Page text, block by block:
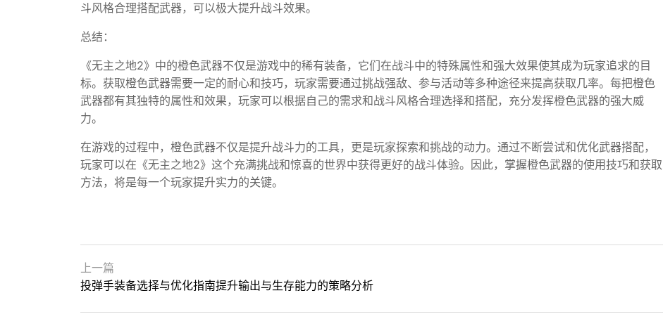
斗风格合理搭配武器，可以极大提升战斗效果。
总结：
《无主之地2》中的橙色武器不仅是游戏中的稀有装备，它们在战斗中的特殊属性和强大效果使其成为玩家追求的目
标。获取橙色武器需要一定的耐心和技巧，玩家需要通过挑战强敌、参与活动等多种途径来提高获取几率。每把橙色
武器都有其独特的属性和效果，玩家可以根据自己的需求和战斗风格合理选择和搭配，充分发挥橙色武器的强大威
力。
在游戏的过程中，橙色武器不仅是提升战斗力的工具，更是玩家探索和挑战的动力。通过不断尝试和优化武器搭配，
玩家可以在《无主之地2》这个充满挑战和惊喜的世界中获得更好的战斗体验。因此，掌握橙色武器的使用技巧和获取
方法，将是每一个玩家提升实力的关键。
上一篇
投弹手装备选择与优化指南提升输出与生存能力的策略分析